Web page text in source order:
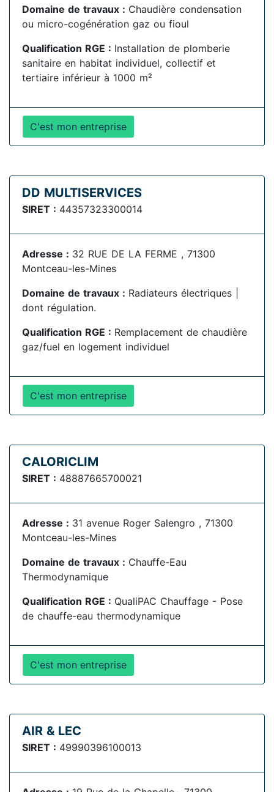
Domaine de travaux : Chaudière condensation
ou micro-cogénération gaz ou fioul
Qualification RGE : Installation de plomberie
sanitaire en habitat individuel, collectif et
tertiaire inférieur à 1000 m²
C'est mon entreprise
DD MULTISERVICES
SIRET : 44357323300014
Adresse : 32 RUE DE LA FERME , 71300
Montceau-les-Mines
Domaine de travaux : Radiateurs électriques |
dont régulation.
Qualification RGE : Remplacement de chaudière
gaz/fuel en logement individuel
C'est mon entreprise
CALORICLIM
SIRET : 48887665700021
Adresse : 31 avenue Roger Salengro , 71300
Montceau-les-Mines
Domaine de travaux : Chauffe-Eau
Thermodynamique
Qualification RGE : QualiPAC Chauffage - Pose
de chauffe-eau thermodynamique
C'est mon entreprise
AIR & LEC
SIRET : 49990396100013